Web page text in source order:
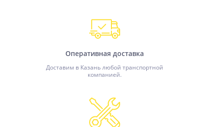
Оперативная доставка
Доставим в Казань любой транспортной
компанией.